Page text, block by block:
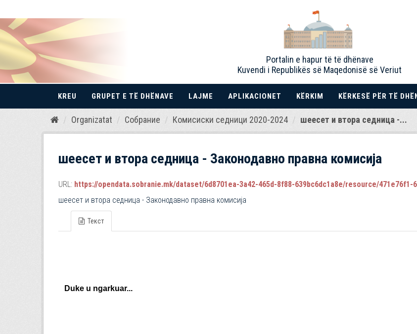
Kalo
Portalin e hapur të të dhënave
Kuvendi i Republikës së Maqedonisë së Veriut
KREU GRUPET E TË DHËNAVE LAJME APLIKACIONET KËRKIM KËRKESË PËR TË
Organizatat Собрание Комисиски седници 2020-2024 шеесет и втора седница -...
шеесет и втора седница - Законодавно правна комисија
URL: https://opendata.sobranie.mk/dataset/6d8701ea-3a42-465d-8f88-639bc6dc1a8e/resource/471e76f1-
шеесет и втора седница - Законодавно правна комисија
Текст